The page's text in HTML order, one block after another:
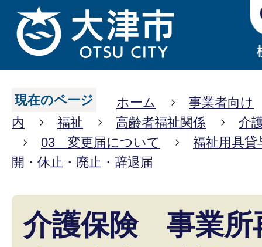
現在のページ ホーム
事業者向け
内
福祉 高齢者福祉関係
介
03 変更届について
福祉用具貸
開・休止・廃止・辞退届
介護保険 事業所